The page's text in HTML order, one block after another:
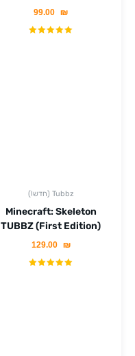
99.00 ₪
(!חדש) Tubbz
Minecraft: Skeleton
TUBBZ (First Edition)
129.00 ₪